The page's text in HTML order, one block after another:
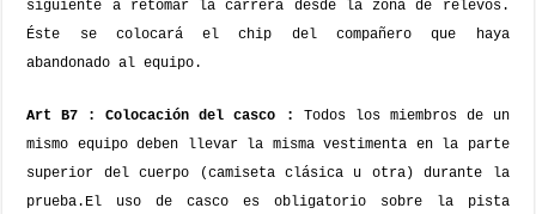
siguiente a retomar la carrera desde la zona de relevos.
Éste se colocará el chip del compañero que haya
abandonado al equipo.
Art B7 : Colocación del casco :
Todos los miembros de un
mismo equipo deben llevar la misma vestimenta en la parte
superior del cuerpo (camiseta clásica u otra) durante la
prueba. El uso de casco es obligatorio sobre la pista